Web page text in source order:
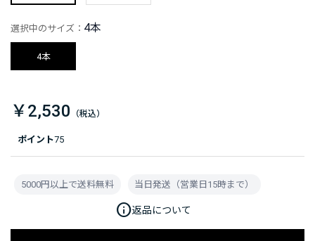
ポイント75
選択中のサイズ： 4本
4本
￥2,530
5000円以上で送料無料 当日発送（営業日15時まで）
info返品について